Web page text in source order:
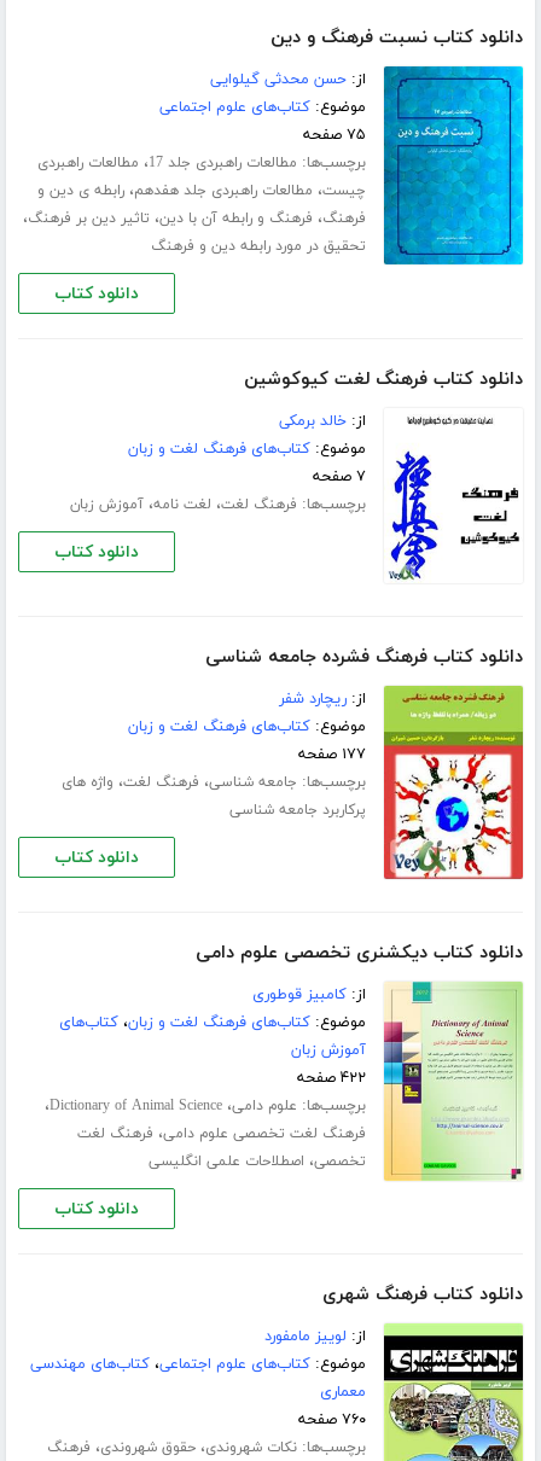
دانلود کتاب نسبت فرهنگ و دین
از:حسن محدثی گیلوایی
موضوع:کتاب‌های علوم اجتماعی
۷۵ صفحه
برچسب‌ها: مطالعات راهبردی جلد 17 ، مطالعات راهبردی
چیست، مطالعات راهبردی جلد هفدهم،رابطه ی دین و
فرهنگ، فرهنگ و رابطه آن با دین، تاثیر دین بر فرهنگ،
تحقیق در مورد رابطه دین و فرهنگ
دانلود کتاب
دانلود کتاب فرهنگ لغت کیوکوشین
از:خالد برمکی
موضوع:کتاب‌های فرهنگ لغت و زبان
۷ صفحه
برچسب‌ها: فرهنگ لغت، لغت نامه،آموزش زبان
دانلود کتاب
دانلود کتاب فرهنگ فشرده جامعه شناسی
از:ریچارد شفر
موضوع:کتاب‌های فرهنگ لغت و زبان
۱۷۷ صفحه
برچسب‌ها: جامعه شناسی، فرهنگ لغت، واژه های
پرکاربرد جامعه شناسی
دانلود کتاب
دانلود کتاب دیکشنری تخصصی علوم دامی
از:کامبیز قوطوری
موضوع:کتاب‌های فرهنگ لغت و زبان،کتاب‌های
آموزش زبان
۴۲۲ صفحه
برچسب‌ها: علوم دامی،Dictionary of Animal Science،
فرهنگ لغت تخصصی علوم دامی، فرهنگ لغت
تخصصی، اصطلاحات علمی انگلیسی
دانلود کتاب
دانلود کتاب فرهنگ شهری
از: لوییز مامفورد
موضوع:کتاب‌های علوم اجتماعی،کتاب‌های مهندسی
معماری
۷۶۰ صفحه
برچسب‌ها:نکات شهروندی،حقوق شهروندی، فرهنگ